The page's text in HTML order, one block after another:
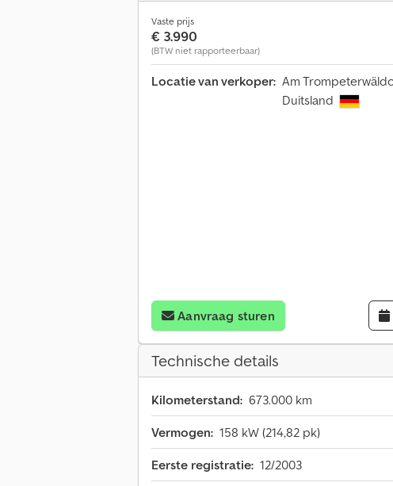
Vaste prijs
€ 3.990
(BTW niet rapporteerbaar)
Locatie van verkoper: Am
Duitsland
Aanvraag sturen
Technische details
Kilometerstand: 673.000 km
Vermogen: 158 kW (214,82 pk)
Eerste registratie: 12/2003